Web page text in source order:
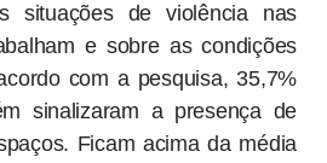
situações de violência nas
e sobre as condições
com a pesquisa, 35,7%
sinalizaram a presença de
Ficam acima da média